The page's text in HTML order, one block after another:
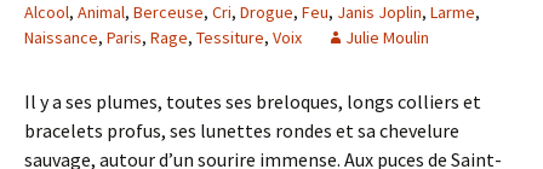
Alcool, Animal, Berceuse, Cri, Drogue, Feu, Janis Joplin, Larme,
Naissance, Paris, Rage, Tessiture, Voix Julie Moulin
Il y a ses plumes, toutes ses breloques, longs colliers et
bracelets profus, ses lunettes rondes et sa chevelure
sauvage, autour d’un sourire immense. Aux puces de Saint-